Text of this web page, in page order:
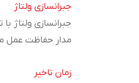
جبرانسازی ولتاژ
جبرانسازی ولتاژ
مدار حفاظت عمل
زمان تاخیر